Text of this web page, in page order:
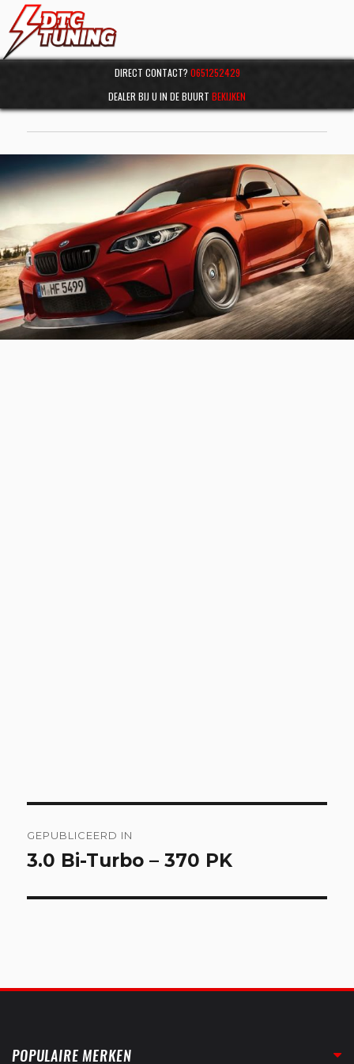
DIRECT CONTACT? 0651252429
DEALER BIJ U IN DE BUURT BEKIJKEN
navigatie
GEPUBLICEERD IN
3.0 Bi-Turbo – 370 PK
POPULAIRE MERKEN